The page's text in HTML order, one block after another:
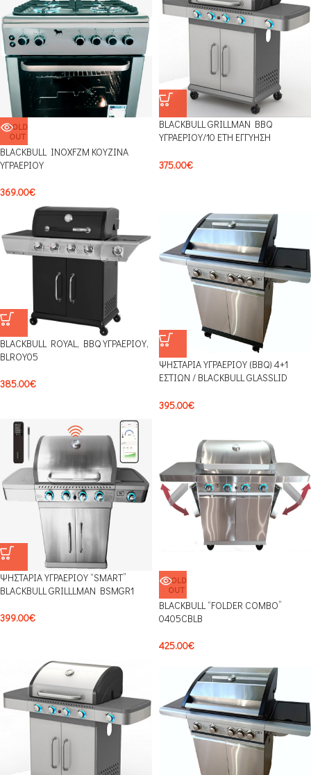
SOLD
OUT
BLACKBULL INOXFZM ΚΟΥΖΙΝΑ
ΥΓΡΑΕΡΙΟΥ
369.00€
BLACKBULL GRILLMAN BBQ
ΥΓΡΑΕΡΙΟΥ/10 ΕΤΗ ΕΓΓΥΗΣΗ
375.00€
BLACKBULL ROYAL, BBQ ΥΓΡΑΕΡΙΟΥ,
BLROY05
385.00€
ΨΗΣΤΑΡΙΑ ΥΓΡΑΕΡΙΟΥ (BBQ) 4+1
ΕΣΤΙΩΝ / BLACKBULL GLASSLID
395.00€
ΨΗΣΤΑΡΙΑ ΥΓΡΑΕΡΙΟΥ “SMART”
BLACKBULL GRILLLMAN BSMGR1
399.00€
SOLD
OUT
BLACKBULL “FOLDER COMBO”
0405CBLB
425.00€